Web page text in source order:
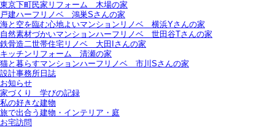
東京下町民家リフォーム＿木場の家
戸建ハーフリノベ＿鴻巣Sさんの家
海と空を臨む心地よいマンションリノベ＿横浜Yさんの家
自然素材づかいマンションハーフリノベ＿世田谷Tさんの家
鉄骨造二世帯住宅リノベ＿大田Iさんの家
キッチンリフォーム＿清瀬の家
猫と暮らすマンションハーフリノベ＿市川Sさんの家
設計事務所日誌
お知らせ
家づくり 学びの記録
私の好きな建物
旅で出合う建物・インテリア・庭
お宅訪問